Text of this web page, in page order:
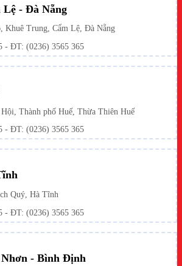
Lệ - Đà Nẵng
Khuê Trung, Cẩm Lệ, Đà Nẵng
- ĐT: (0236) 3565 365
Thành phố Huế, Thừa Thiên Huế
- ĐT: (0236) 3565 365
Quý, Hà Tĩnh
- ĐT: (0236) 3565 365
- Bình Định